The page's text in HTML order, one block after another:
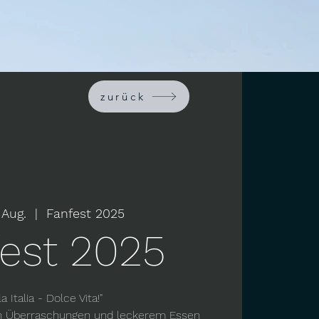
  |
Fanfest 2025
2025
Italia - Dolce Vita!"
Überraschungen und leckerem Essen
zurück